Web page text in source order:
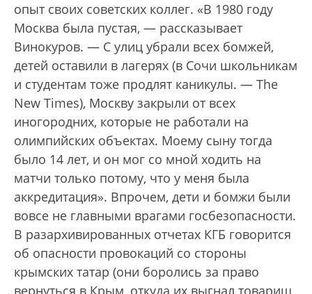
опыт своих советских коллег. «В 1980 году
Москва была пустая, — рассказывает
Винокуров. — С улиц убрали всех бомжей,
детей оставили в лагерях (в Сочи школьникам
и студентам тоже продлят каникулы. — The
New Times), Москву закрыли от всех
иногородних, которые не работали на
олимпийских объектах. Моему сыну тогда
было 14 лет, и он мог со мной ходить на
матчи только потому, что у меня была
аккредитация». Впрочем, дети и бомжи были
вовсе не главными врагами госбезопасности.
В разархивированных отчетах КГБ говорится
об опасности провокаций со стороны
крымских татар (они боролись за право